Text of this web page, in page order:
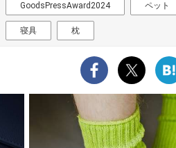
GoodsPressAward2024 ペット
寝具 枕